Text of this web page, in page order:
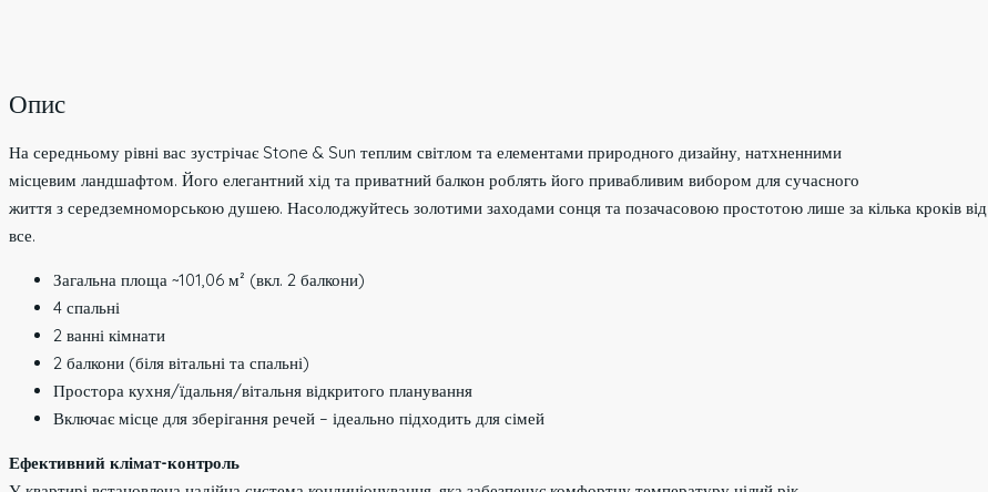
Опис
На середньому рівні вас зустрічає Stone & Sun теплим світлом та елементами природного дизайну, натхненними
місцевим ландшафтом. Його елегантний хід та приватний балкон роблять його привабливим вибором для сучасного
життя з середземноморською душею. Насолоджуйтесь золотими заходами сонця та позачасовою простотою лише за кілька кроків від
все.
Загальна площа ~101,06 м² (вкл. 2 балкони)
4 спальні
2 ванні кімнати
2 балкони (біля вітальні та спальні)
Простора кухня/їдальня/вітальня відкритого планування
Включає місце для зберігання речей – ідеально підходить для сімей
Ефективний клімат-контроль